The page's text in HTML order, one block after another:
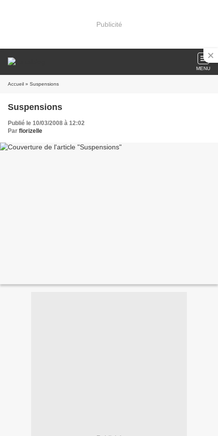
Publicité
MENU
Accueil » Suspensions
Suspensions
Publié le 10/03/2008 à 12:02
Par florizelle